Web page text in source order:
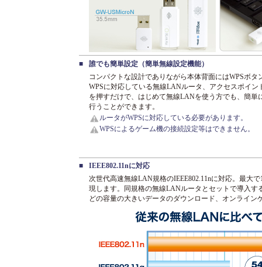
■
誰でも簡単設定（簡単無線設定機能）
コンパクトな設計でありながら本体背面にはWPSボタ
WPSに対応している無線LANルータ、アクセスポイン
を押すだけで、はじめて無線LANを使う方でも、簡単
行うことができます。
ルータがWPSに対応している必要があります。
WPSによるゲーム機の接続設定等はできません。
■
IEEE802.11nに対応
次世代高速無線LAN規格のIEEE802.11nに対応。最大
現します。同規格の無線LANルータとセットで導入
どの容量の大きいデータのダウンロード、オンライン